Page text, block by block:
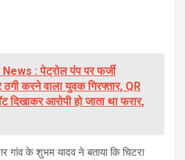
: पेट्रोल पंप पर फर्जी
करने वाला युवक गिरफ्तार, QR
दिखाकर आरोपी हो जाता था फरार,
गांव के शुभम यादव ने बताया कि चिटरा